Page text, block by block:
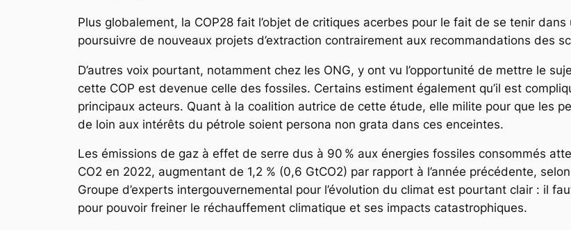
Plus globalement, la COP28 fait l’objet de critiques acerbes pour le fait de se tenir
poursuivre de nouveaux projets d’extraction contrairement aux recommandations des
D’autres voix pourtant, notamment chez les ONG, y ont vu l’opportunité de mettre le
cette COP est devenue celle des fossiles. Certains estiment également qu’il est
principaux acteurs. Quant à la coalition autrice de cette étude, elle milite pour que les
de loin aux intérêts du pétrole soient persona non grata dans ces enceintes.
Les émissions de gaz à effet de serre dus à 90 % aux énergies fossiles consommés
CO2 en 2022, augmentant de 1,2 % (0,6 GtCO2) par rapport à l’année précédente,
Groupe d’experts intergouvernemental pour l’évolution du climat est pourtant clair : il
pour pouvoir freiner le réchauffement climatique et ses impacts catastrophiques.